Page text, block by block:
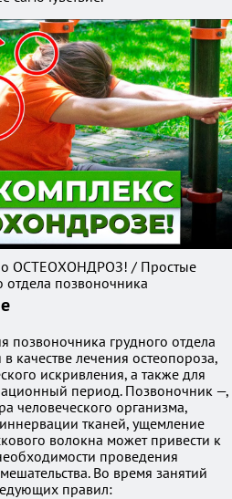
ОСТЕОХОНДРОЗ! / Простые
позвоночника
позвоночника грудного отдела
качестве лечения остеопороза,
искривления, а также для
период. Позвоночник —,
человеческого организма,
тканей, ущемление
волокна может привести к
проведения
Во время занятий
правил: